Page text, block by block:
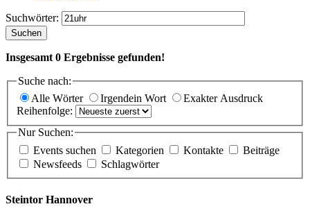
Suchwörter:
Suchen
Insgesamt 0 Ergebnisse gefunden!
Suche nach:
Alle Wörter
Irgendein Wort
Exakter Ausdruck
Reihenfolge:
Nur Suchen:
Events suchen
Kategorien Kontakte
Beiträge
Newsfeeds
Schlagwörter
Steintor Hannover